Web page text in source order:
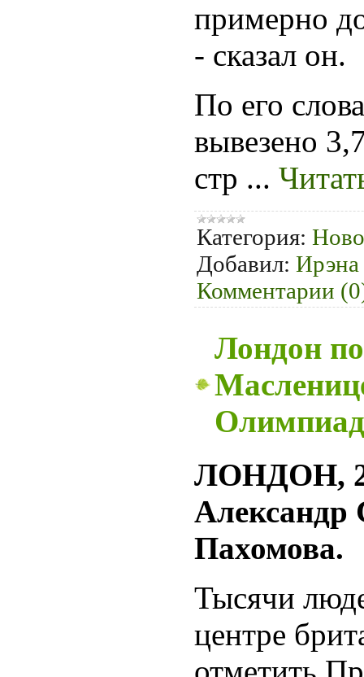
примерно
- сказал он.
По его
вывезено
стр ...
Категория:
Добавил: Ирэна
Комментарии
Лондон
ЛОНДОН,
Александр
Пахомова.
Тысячи
центре